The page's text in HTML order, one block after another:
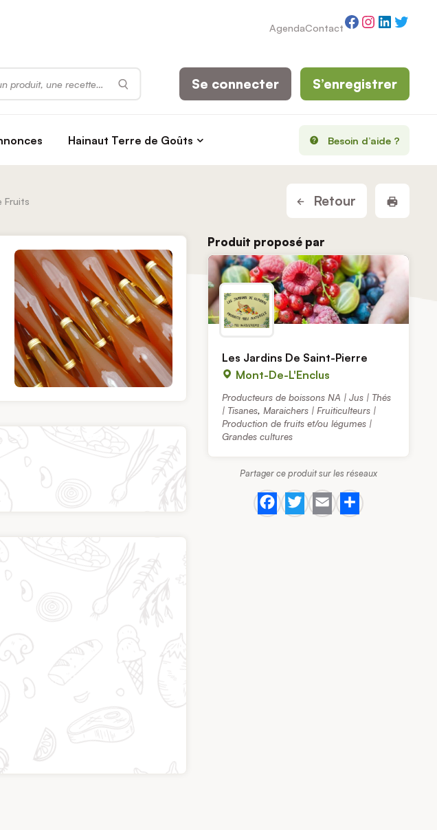
AgendaContactFacebook
Instagram
Hainaut Terre de Goûts Besoin d’aide ?
Se connecter S’enregistrer
Fruits Retour
Produit proposé par
Les Jardins De Saint-Pierre
Mont-De-L'Enclus
Producteurs de boissons NA | Jus | Thés
| Tisanes, Maraichers | Fruiticulteurs |
Production de fruits et/ou légumes |
Grandes cultures
Partager ce produit sur les réseaux
Facebook
Twitter
EmailShare